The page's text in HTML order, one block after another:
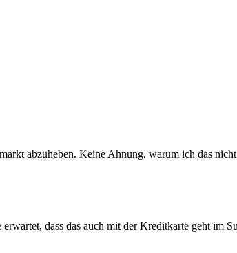
abzuheben. Keine Ahnung, warum ich das
dass das auch mit der Kreditkarte geht im